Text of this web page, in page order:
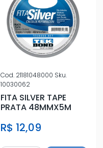
Cod. 21181048000 Sku.
10030062
FITA SILVER TAPE
PRATA 48MMX5M
R$ 12,09